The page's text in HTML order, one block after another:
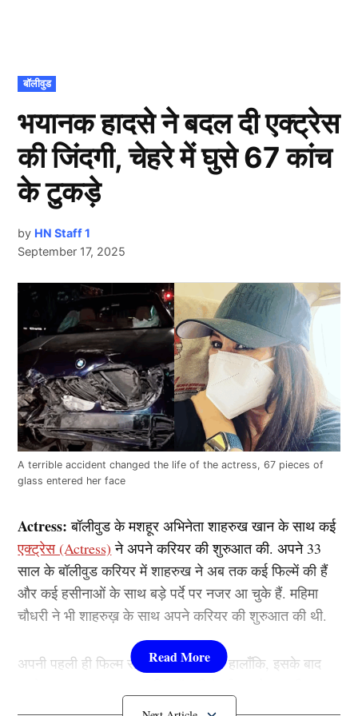
POSTED
IN
बॉलीवुड
भयानक हादसे ने बदल दी एक्ट्रेस
की जिंदगी, चेहरे में घुसे 67 कांच
के टुकड़े
by HN Staff 1
September 17, 2025
A terrible accident changed the life of the actress, 67 pieces of
glass entered her face
Actress: बॉलीवुड के मशहूर अभिनेता शाहरुख खान के साथ कई
एक्ट्रेस (Actress) ने अपने करियर की शुरुआत की. अपने 33
साल के बॉलीवुड करियर में शाहरुख ने अब तक कई फिल्में की हैं
और कई हसीनाओं के साथ बड़े पर्दे पर नजर आ चुके हैं. महिमा
चौधरी ने भी शाहरुख़ के साथ अपने करियर की शुरुआत की थी.
अपनी पहली ही फिल्म से वह स्टार बन गईं. हालाँकि, इसके बाद
क्षतिग्रस्त हो गया. उसके चेहरे पर दस या बीस नहीं बल्कि 67